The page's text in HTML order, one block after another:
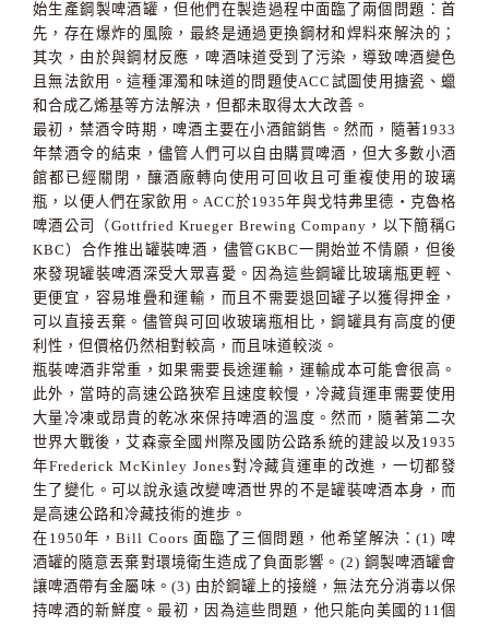
始生產鋼製啤酒罐，但他們在製造過程中面臨了兩個問題：首
先，存在爆炸的風險，最終是通過更換鋼材和焊料來解決的；
其次，由於與鋼材反應，啤酒味道受到了污染，導致啤酒變色
且無法飲用。這種渾濁和味道的問題使ACC 試圖使用搪瓷、蠟
和合成乙烯基等方法解決，但都未取得太大改善。
最初，禁酒令時期，啤酒主要在小酒館銷售。然而，隨著1933
年禁酒令的結束，儘管人們可以自由購買啤酒，但大多數小酒
館都已經關閉，釀酒廠轉向使用可回收且可重複使用的玻璃
瓶，以便人們在家飲用。 ACC於1935年與戈特弗里德‧克魯格
啤酒公司（ Gottfried Krueger Brewing Company ，以下簡稱G
KBC ）合作推出罐裝啤酒，儘管GKBC一開始並不情願，但後
來發現罐裝啤酒深受大眾喜愛。因為這些鋼罐比玻璃瓶更輕、
更便宜，容易堆疊和運輸，而且不需要退回罐子以獲得押金，
可以直接丟棄。儘管與可回收玻璃瓶相比，鋼罐具有高度的便
利性，但價格仍然相對較高，而且味道較淡。
瓶裝啤酒非常重，如果需要長途運輸，運輸成本可能會很高。
此外，當時的高速公路狹窄且速度較慢，冷藏貨運車需要使用
大量冷凍或昂貴的乾冰來保持啤酒的溫度。然而，隨著第二次
世界大戰後，艾森豪全國州際及國防公路系統的建設以及 1935
年Frederick McKinley Jones對冷藏貨運車的改進，一切都發
生了變化。可以說永遠改變啤酒世界的不是罐裝啤酒本身，而
是高速公路和冷藏技術的進步。
在 1950年，Bill Coors 面臨了三個問題，他希望解決：(1) 啤
酒罐的隨意丟棄對環境衛生造成了負面影響。 (2) 鋼製啤酒罐會
讓啤酒帶有金屬味。 (3) 由於鋼罐上的接縫，無法充分消毒以保
持啤酒的新鮮度。最初，因為這些問題，他只能向美國的 11個